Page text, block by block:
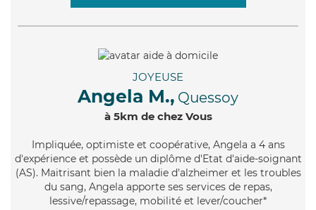
JOYEUSE
Angela M., Quessoy
à 5km de chez Vous
Impliquée, optimiste et coopérative, Angela a 4 ans
d'expérience et possède un diplôme d'Etat d'aide-soignant
(AS). Maitrisant bien la maladie d'alzheimer et les troubles
du sang, Angela apporte ses services de repas,
lessive/repassage, mobilité et lever/coucher*